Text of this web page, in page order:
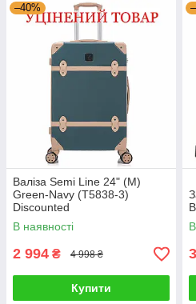
–40%
Валіза Semi Line 24" (M)
Green-Navy (T5838-3)
Discounted
В наявності
2 994 ₴ 4 998 ₴
Купити